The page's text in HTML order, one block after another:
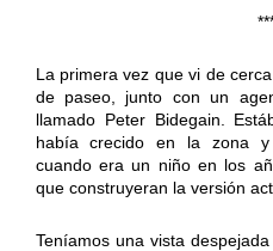
La primera vez que vi de
de paseo, junto con un
llamado Peter Bidegain.
había crecido en la zona y
cuando era un niño en los
que construyeran la versión
Teníamos una vista